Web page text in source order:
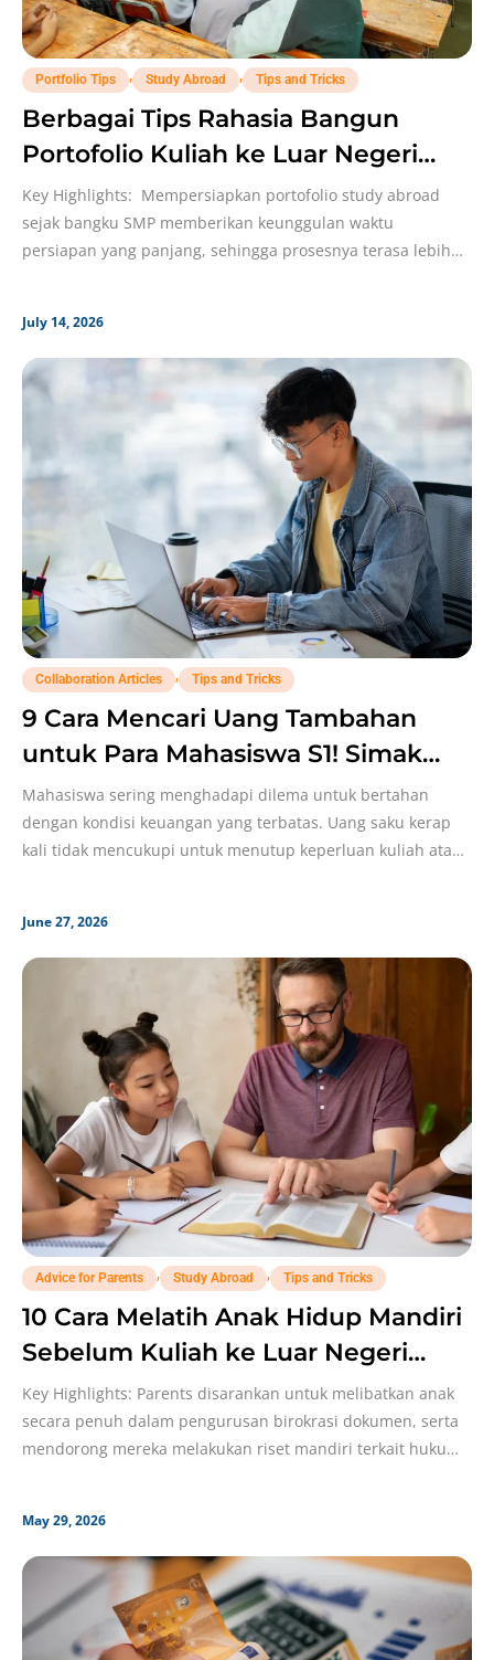
Portfolio Tips Study Abroad Tips and Tricks
Berbagai Tips Rahasia Bangun
Portofolio Kuliah ke Luar Negeri
Dari SMP, dan Jangan Lewatkan!
Key Highlights: Mempersiapkan portofolio study abroad
sejak bangku SMP memberikan keunggulan waktu
persiapan yang panjang, sehingga prosesnya terasa lebih
July 14, 2026
Collaboration Articles Tips and Tricks
9 Cara Mencari Uang Tambahan
untuk Para Mahasiswa S1! Simak
Infonya!
Mahasiswa sering menghadapi dilema untuk bertahan
dengan kondisi keuangan yang terbatas. Uang saku kerap
kali tidak mencukupi untuk menutup keperluan kuliah atau
June 27, 2026
Advice for Parents , Study Abroad , Tips and Tricks
10 Cara Melatih Anak Hidup Mandiri
Sebelum Kuliah ke Luar Negeri
Versi Kobi!
Key Highlights: Parents disarankan untuk melibatkan anak
secara penuh dalam pengurusan birokrasi dokumen, serta
mendorong mereka melakukan riset mandiri terkait hukum,
May 29, 2026